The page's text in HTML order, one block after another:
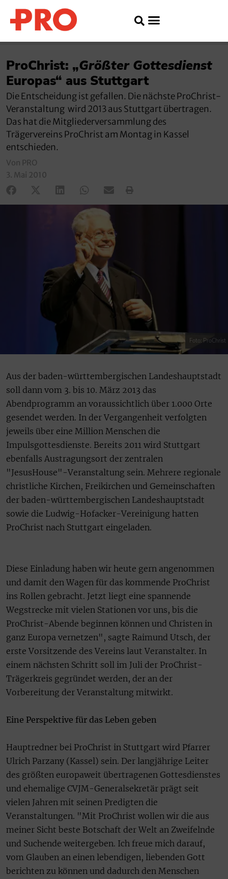
ProChrist: „Größter Gottesdienst
Europas“ aus Stuttgart
Die Entscheidung ist gefallen. Die nächste ProChrist-
Veranstaltung wird 2013 aus Stuttgart übertragen.
Das hat die Mitgliederversammlung des
Trägervereins ProChrist am Montag in Kassel
entschieden.
Von PRO
3. Mai 2010
Foto: ProChrist
Aus der baden-württembergischen Landeshauptstadt
soll dann vom 3. bis 10. März 2013 das
Abendprogramm an voraussichtlich über 1.000 Orte
gesendet werden. In der Vergangenheit verfolgten
jeweils über eine Million Menschen die
Impulsgottesdienste. Bereits 2011 wird Stuttgart
ebenfalls Austragungsort der zentralen
"JesusHouse"-Veranstaltung sein. Mehrere regionale
christliche Kirchen, Freikirchen und Gemeinschaften
der baden-württembergischen Landeshauptstadt
sowie die Ludwig-Hofacker-Vereinigung hatten
ProChrist nach Stuttgart eingeladen.
Diese Einladung haben wir heute gern angenommen
und damit den Wagen für das kommende ProChrist
ins Rollen gebracht. Jetzt liegt eine spannende
Wegstrecke mit vielen Stationen vor uns, bis die
ProChrist-Abende beginnen können und Christen in
ganz Europa vernetzen", sagte Raimund Utsch, der
erste Vorsitzende des Vereins laut Veranstalter. In
einem nächsten Schritt soll im Juli der ProChrist-
Trägerkreis gegründet werden, der an der
Vorbereitung der Veranstaltung mitwirkt.
Eine Perspektive für das Leben geben
Hauptredner bei ProChrist in Stuttgart wird Pfarrer
Ulrich Parzany (Kassel) sein. Der langjährige Leiter
des größten europaweit übertragenen Gottesdienstes
und ehemalige CVJM-Generalsekretär prägt seit
vielen Jahren mit seinen Predigten die
Veranstaltungen. "Mit ProChrist wollen wir die aus
meiner Sicht beste Botschaft der Welt an Zweifelnde
und Suchende weitergeben. Ich freue mich darauf,
vom Glauben an einen lebendigen, liebenden Gott
berichten zu können und dadurch den Menschen